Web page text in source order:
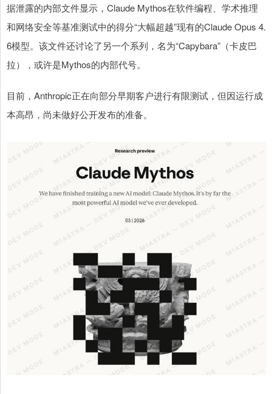
据泄露的内部文件显示，Claude Mythos在软件编程、学术推理
和网络安全等基准测试中的得分“大幅超越”现有的Claude Opus 4.
6模型。该文件还讨论了另一个系列，名为“Capybara”（卡皮巴
拉），或许是Mythos的内部代号。
目前，Anthropic正在向部分早期客户进行有限测试，但因运行成
本高昂，尚未做好公开发布的准备。